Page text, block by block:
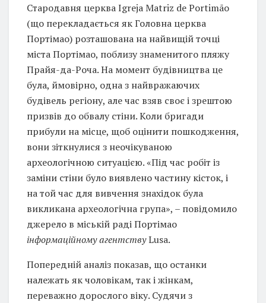
Стародавня церква Igreja Matriz de Portimão
(що перекладається як Головна церква
Портімао) розташована на найвищій точці
міста Портімао, поблизу знаменитого пляжу
Прайя-да-Роча. На момент будівництва це
була, ймовірно, одна з найвражаючих
будівель регіону, але час взяв своє і зрештою
призвів до обвалу стіни. Коли бригади
прибули на місце, щоб оцінити пошкодження,
вони зіткнулися з неочікуваною
археологічною ситуацією. «Під час робіт із
заміни стіни було виявлено частину кісток, і
на той час для вивчення знахідок була
викликана археологічна група», – повідомило
джерело в міській раді Портімао
інформаційному агентствуLusa.
Попередній аналіз показав, що останки
належать як чоловікам, так і жінкам,
переважно дорослого віку. Судячи з